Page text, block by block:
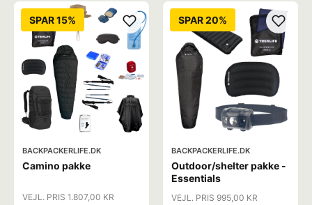
SPAR 15%
BACKPACKERLIFE.DK
Camino pakke
VEJL. PRIS 1.807,00 KR
SPAR 20%
BACKPACKERLIFE.DK
Outdoor/shelter pakke -
Essentials
VEJL. PRIS 995,00 KR